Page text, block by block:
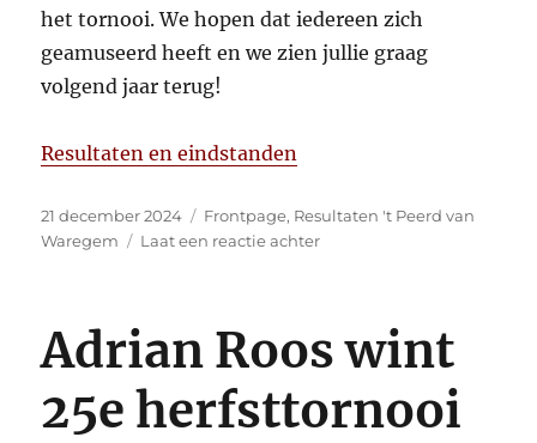
het tornooi. We hopen dat iedereen zich
geamuseerd heeft en we zien jullie graag
volgend jaar terug!
Resultaten en eindstanden
Gepubliceerd
op
21 december 2024 Categorieën
Frontpage, Resultaten 't Peerd van
Waregem
Laat een reactie achterop
Waregem
wederom
succes
Adrian Roos wint
25e herfsttornooi